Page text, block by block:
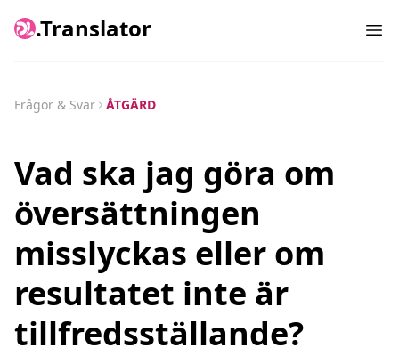
.Translator
Frågor & Svar ÅTGÄRD
Vad ska jag göra om
översättningen
misslyckas eller om
resultatet inte är
tillfredsställande?